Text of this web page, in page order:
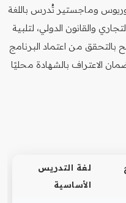
وماجستير تُدرس باللغة
والقانون الدولي، لتلبية
بالتحقق من اعتماد البرنامج
الاعتراف بالشهادة محليًا
لغة التدريس
الأساسية